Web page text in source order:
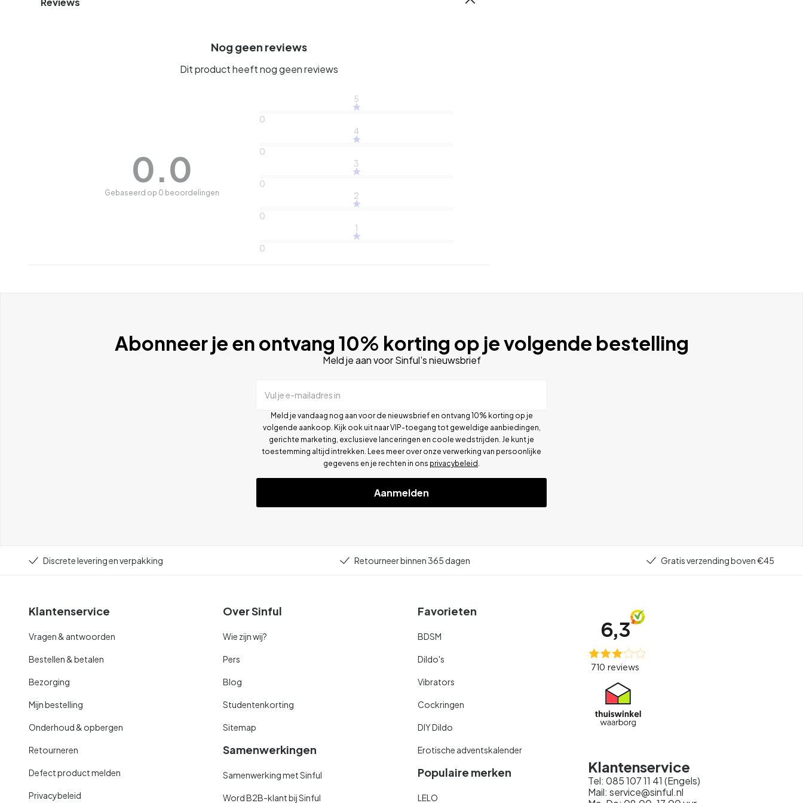
Nog geen reviews
Dit product heeft nog geen reviews
0.0
Gebaseerd op 0 beoordelingen
5
0
4
0
3
0
2
0
1
0
Abonneer je en ontvang 10% korting op je volgende bestelling
Meld je aan voor Sinful's nieuwsbrief
Vul je e-mailadres in
Meld je vandaag nog aan voor de nieuwsbrief en ontvang 10% korting op je
volgende aankoop. Kijk ook uit naar VIP-toegang tot geweldige aanbiedingen,
gerichte marketing, exclusieve lanceringen en coole wedstrijden. Je kunt je
toestemming altijd intrekken. Lees meer over onze verwerking van persoonlijke
gegevens en je rechten in ons privacybeleid
Aanmelden
Discrete levering en verpakking Retourneer binnen 365 dagen Gratis verzending boven €45
Klantenservice
Vragen & antwoorden
Bestellen & betalen
Bezorging
Mijn bestelling
Onderhoud & opbergen
Retourneren
Defect product melden
Privacybeleid
Over Sinful
Wie zijn wij?
Pers
Blog
Studentenkorting
Sitemap
Samenwerkingen
Samenwerking met Sinful
Word B2B-klant bij Sinful
Favorieten
BDSM
Dildo's
Vibrators
Cockringen
DIY Dildo
Erotische adventskalender
Populaire merken
LELO
Klantenservice
Tel: 085 107 11 41 (Engels)
Mail: service@sinful.nl